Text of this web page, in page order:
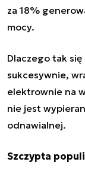
za 18%
mocy.
Dlaczego tak
sukcesywnie,
elektrownie na
nie jest
odnawialnej.
Szczypta